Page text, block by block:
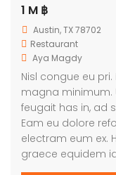
1 M ฿
Austin, TX 78702
Restaurant
Aya Magdy
Nisl congue eu
magna minimum.
feugait has in, ad
Eam eu dolore
electram eum ex.
graece equidem